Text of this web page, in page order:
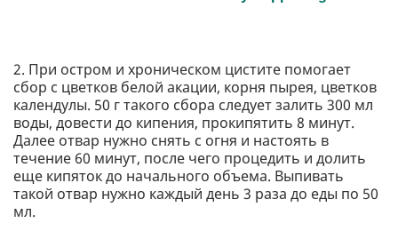
2. При остром и хроническом цистите помогает
сбор с цветков белой акации, корня пырея, цветков
календулы. 50 г такого сбора следует залить 300 мл
воды, довести до кипения, прокипятить 8 минут.
Далее отвар нужно снять с огня и настоять в
течение 60 минут, после чего процедить и долить
еще кипяток до начального объема. Выпивать
такой отвар нужно каждый день 3 раза до еды по 50
мл.